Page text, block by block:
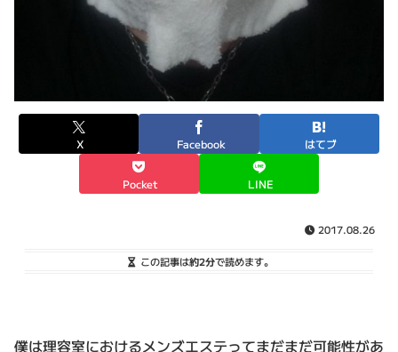
X Facebook はてブ
Pocket LINE
2017.08.26
この記事は約2分で読めます。
僕は理容室におけるメンズエステってまだまだ可能性があ